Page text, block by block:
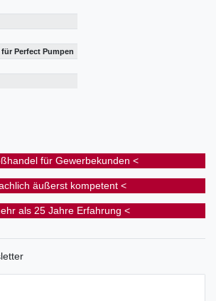
Perfect Pumpen
für Gewerbekunden <
äußerst kompetent <
als 25 Jahre Erfahrung <